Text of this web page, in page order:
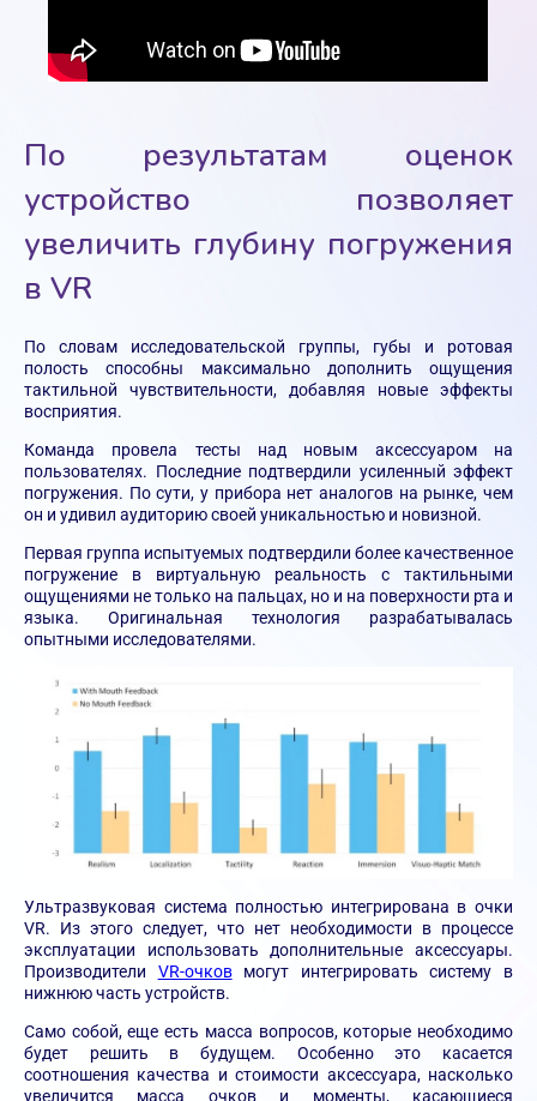
По результатам оценок
устройство позволяет
увеличить глубину погружения
в VR
По словам исследовательской группы, губы и ротовая
полость способны максимально дополнить ощущения
тактильной чувствительности, добавляя новые эффекты
восприятия.
Команда провела тесты над новым аксессуаром на
пользователях. Последние подтвердили усиленный эффект
погружения. По сути, у прибора нет аналогов на рынке, чем
он и удивил аудиторию своей уникальностью и новизной.
Первая группа испытуемых подтвердили более качественное
погружение в виртуальную реальность с тактильными
ощущениями не только на пальцах, но и на поверхности рта и
языка. Оригинальная технология разрабатывалась
опытными исследователями.
Ультразвуковая система полностью интегрирована в очки
VR. Из этого следует, что нет необходимости в процессе
эксплуатации использовать дополнительные аксессуары.
Производители VR-очковмогут интегрировать систему в
нижнюю часть устройств.
Само собой, еще есть масса вопросов, которые необходимо
будет решить в будущем. Особенно это касается
соотношения качества и стоимости аксессуара, насколько
увеличится масса очков и моменты, касающиеся